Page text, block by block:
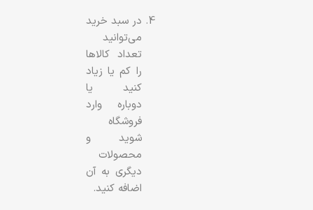
در سبد خرید
می‌توانید
تعداد کالاها
را کم یا زیاد
کنید یا
دوباره وارد
فروشگاه
شوید و
محصولات
دیگری به آن
اضافه کنید.